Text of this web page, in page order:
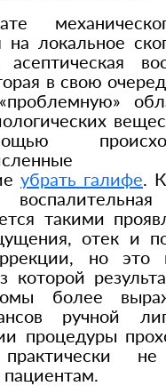
на локальное
асептическая
в свою
убрать галифе.
такими
отек и
но это
которой
более
ручной
процедуры
не